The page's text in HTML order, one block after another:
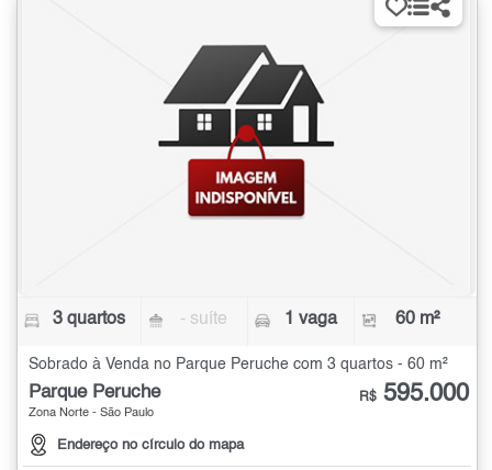
3 quartos - suíte 1 vaga 60 m²
Sobrado à Venda no Parque Peruche com 3 quartos - 60 m²
Parque Peruche
Zona Norte - São Paulo
Endereço no círculo do mapa
R$ 595.000